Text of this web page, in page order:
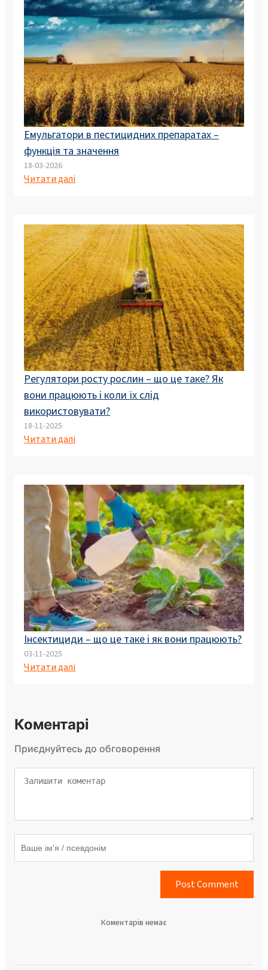
Емульгатори в пестицидних препаратах –
функція та значення
18-03-2026
Читати далі
Регулятори росту рослин – що це таке? Як
вони працюють і коли їх слід
використовувати?
18-11-2025
Читати далі
Інсектициди – що це таке і як вони працюють?
03-11-2025
Читати далі
Коментарі
Приєднуйтесь до обговорення
Post Comment
Коментарів немає